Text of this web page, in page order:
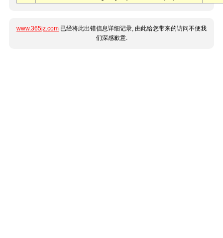
www.365jz.com 已经将此出错信息详细记录, 由此给您带来的访问不便我
们深感歉意.